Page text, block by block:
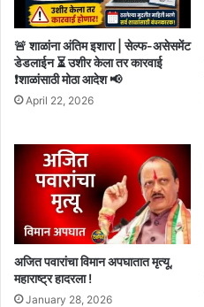
🚨 शाळांना अंतिम इशारा | सेल्फ-असेसमेंट
डेडलाईन ⏳ उशीर केला तर कारवाई
❗शाळांसाठी मोठा आदेश 📢
April 22, 2026
अजित पवारांचा विमान अपघातात मृत्यू,
महाराष्ट्र हादरला !
January 28, 2026